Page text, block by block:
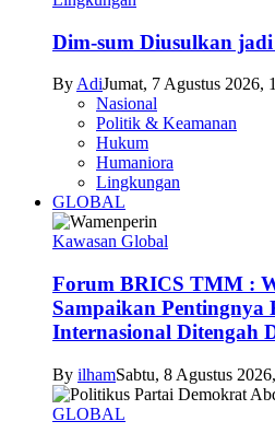
Dim-sum Diusulkan
By AdiJumat, 7 Agustus 2026,
Nasional
Politik & Keamanan
Hukum
Humaniora
Lingkungan
GLOBAL
Kawasan Global
Forum BRICS TMM :
Sampaikan
Internasional Ditengah
By ilhamSabtu, 8 Agustus
GLOBAL